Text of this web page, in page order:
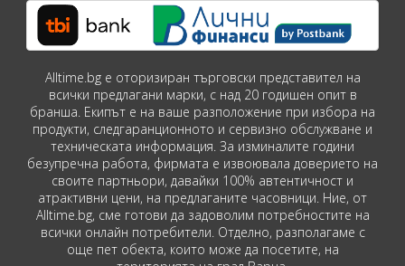
Alltime.bg е оторизиран търговски представител на
всички предлагани марки, с над 20 годишен опит в
бранша. Екипът е на ваше разположение при избора на
продукти, следгаранционното и сервизно обслужване и
техническата информация. За изминалите години
безупречна работа, фирмата е извоювала доверието на
своите партньори, давайки 100% автентичност и
атрактивни цени, на предлаганите часовници. Ние, от
Alltime.bg, сме готови да задоволим потребностите на
всички онлайн потребители. Отделно, разполагаме с
още пет обекта, които може да посетите, на